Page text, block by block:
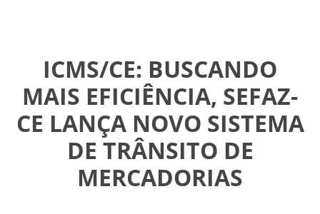
ICMS/CE: BUSCANDO
MAIS EFICIÊNCIA, SEFAZ-
CE LANÇA NOVO SISTEMA
DE TRÂNSITO DE
MERCADORIAS